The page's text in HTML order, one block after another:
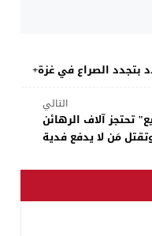
بتجدد الصراع في غزة+
التالي
تحتجز آلاف الرهائن
مَن لا يدفع فدية